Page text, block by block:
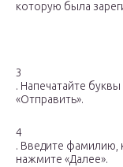
которую была
3
. Напечатайте
«Отправить».
4
. Введите фамилию,
нажмите «Далее».